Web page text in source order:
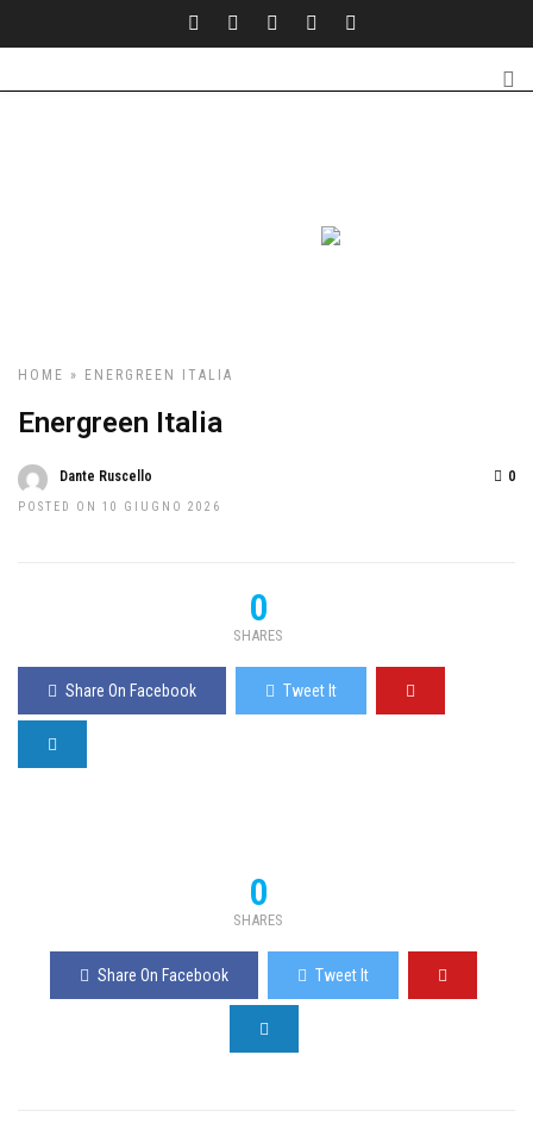
HOME » ENERGREEN ITALIA
Energreen Italia
Dante Ruscello
POSTED ON 10 GIUGNO 2026
0
0
SHARES
Share On Facebook Tweet It
0
SHARES
Share On Facebook Tweet It